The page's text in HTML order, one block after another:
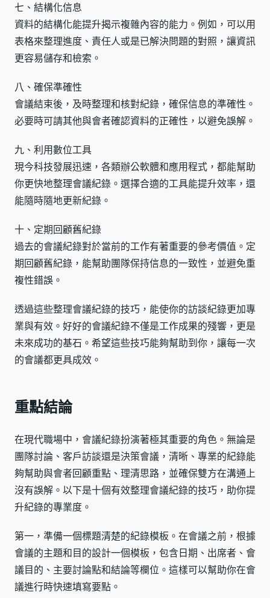
七、結構化信息
資料的結構化能提升揭示複雜內容的能力。例如，可以用
表格來整理進度、責任人或是已解決問題的對照，讓資訊
更容易儲存和檢索。
八、確保準確性
會議結束後，及時整理和核對紀錄，確保信息的準確性。
必要時可請其他與會者確認資料的正確性，以避免誤解。
九、利用數位工具
現今科技發展迅速，各類辦公軟體和應用程式，都能幫助
你更快地整理會議紀錄。選擇合適的工具能提升效率，還
能隨時隨地更新紀錄。
十、定期回顧舊紀錄
過去的會議紀錄對於當前的工作有著重要的參考價值。定
期回顧舊紀錄，能幫助團隊保持信息的一致性，並避免重
複性錯誤。
透過這些整理會議紀錄的技巧，能使你的訪談紀錄更加專
業與有效。好好的會議紀錄不僅是工作成果的殘響，更是
未來成功的基石。希望這些技巧能夠幫助到你，讓每一次
的會議都更具成效。
重點結論
在現代職場中，會議紀錄扮演著極其重要的角色。無論是
團隊討論、客戶訪談還是決策會議，清晰、專業的紀錄能
夠幫助與會者回顧重點、理清思路，並確保雙方在溝通上
沒有誤解。以下是十個有效整理會議紀錄的技巧，助你提
升紀錄的專業度。
第一，準備一個標題清楚的紀錄模板。在會議之前，根據
會議的主題和目的設計一個模板，包含日期、出席者、會
議目的、主要討論點和結論等欄位。這樣可以幫助你在會
議進行時快速填寫要點。